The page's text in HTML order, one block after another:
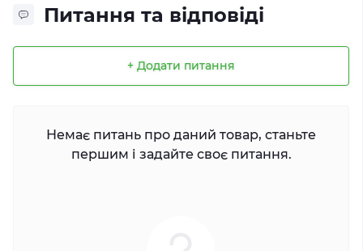
Питання та відповіді
+ Додати питання
Немає питань про даний товар, станьте
першим і задайте своє питання.